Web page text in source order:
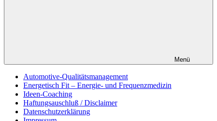
Menü
Automotive-Qualitätsmanagement
Energetisch Fit – Energie- und Frequenzmedizin
Ideen-Coaching
Haftungsauschluß / Disclaimer
Datenschutzerklärung